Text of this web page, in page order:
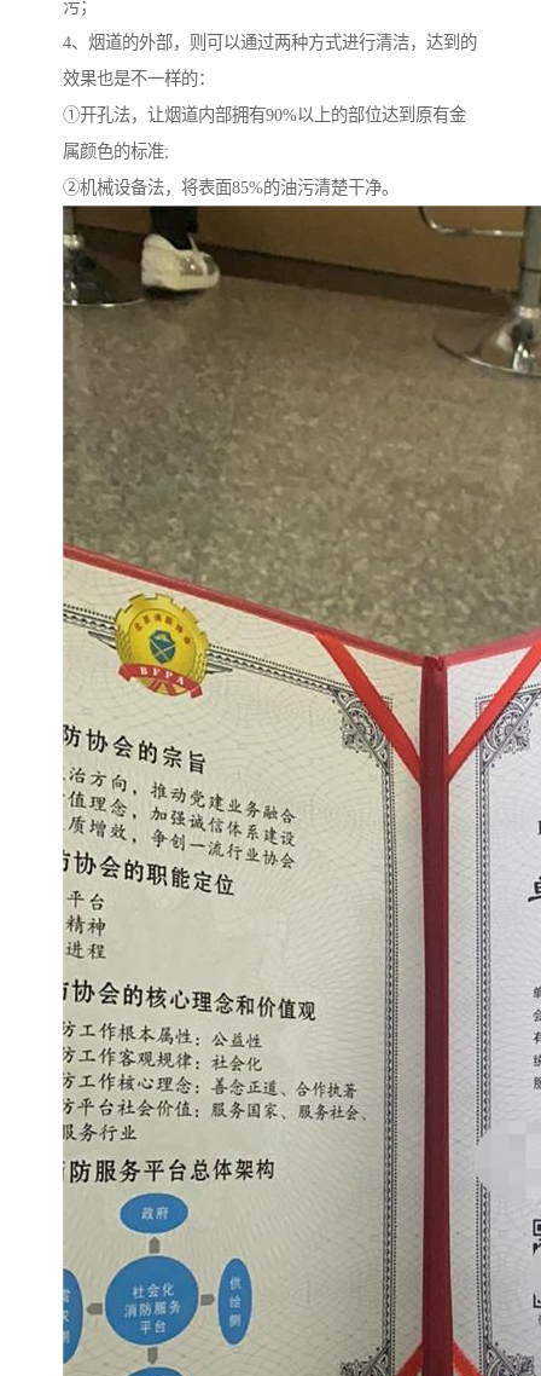
污；
4、烟道的外部，则可以通过两种方式进行清洁，达到的
效果也是不一样的：
①开孔法，让烟道内部拥有90%以上的部位达到原有金
属颜色的标准;
②机械设备法，将表面85%的油污清楚干净。